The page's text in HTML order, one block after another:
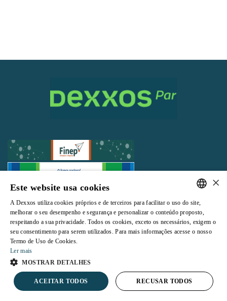
Privacidade
PORTUGUESE
ENGLISH
×
Este website usa cookies
A Dexxos utiliza cookies próprios e de terceiros para facilitar o uso do site,
melhorar o seu desempenho e segurança e personalizar o conteúdo proposto,
respeitando a sua privacidade. Todos os cookies, exceto os necessários, exigem o
seu consentimento para serem utilizados. Para mais informações acesse o nosso
Termo de Uso de Cookies.
Ler mais
MOSTRAR DETALHES
ACEITAR TODOS RECUSAR TODOS